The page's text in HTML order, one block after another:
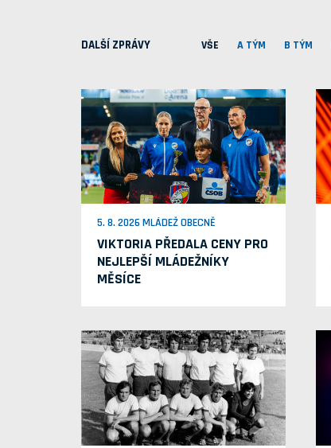
DALŠÍ ZPRÁVY VŠE A TÝM B TÝM
5. 8. 2026 MLÁDEŽ OBECNĚ
VIKTORIA PŘEDALA CENY PRO
NEJLEPŠÍ MLÁDEŽNÍKY
MĚSÍCE